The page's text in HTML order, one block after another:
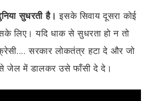
सुधरती है। इसके सिवाय दूसरा कोई
लिए। यदि धाक से सुधरता हो न तो
सरकार लोकतंत्र हटा दे और जो
जेल में डालकर उसे फाँसी दे दे।